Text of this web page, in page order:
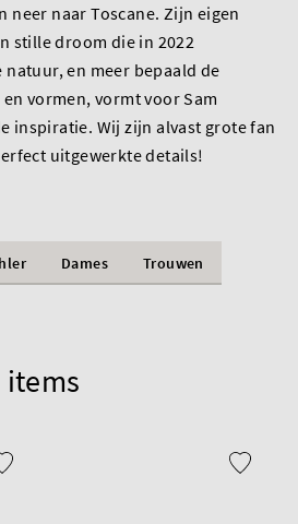
neer naar Toscane. Zijn eigen
stille droom die in 2022
en meer bepaald de
vormen, vormt voor Sam
inspiratie. Wij zijn alvast grote fan
uitgewerkte details!
Dames Trouwen